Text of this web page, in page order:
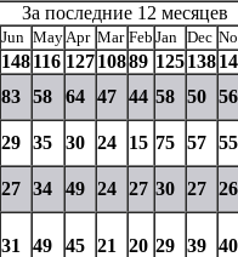
За последние 12 месяцев
Jun May Apr Mar Feb Jan Dec
148116 12710889 125138
83 58 64 47 44 58 50 56
29 35 30 24 15 75 57 55
27 34 49 24 27 30 27 26
31 49 45 21 20 29 39 40